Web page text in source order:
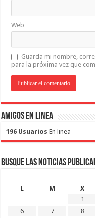
Web
Guarda mi nombre,
para la próxima vez que
Amigos en Linea
196 Usuarios En linea
Busque las noticias
L
M X
1
6
7 8